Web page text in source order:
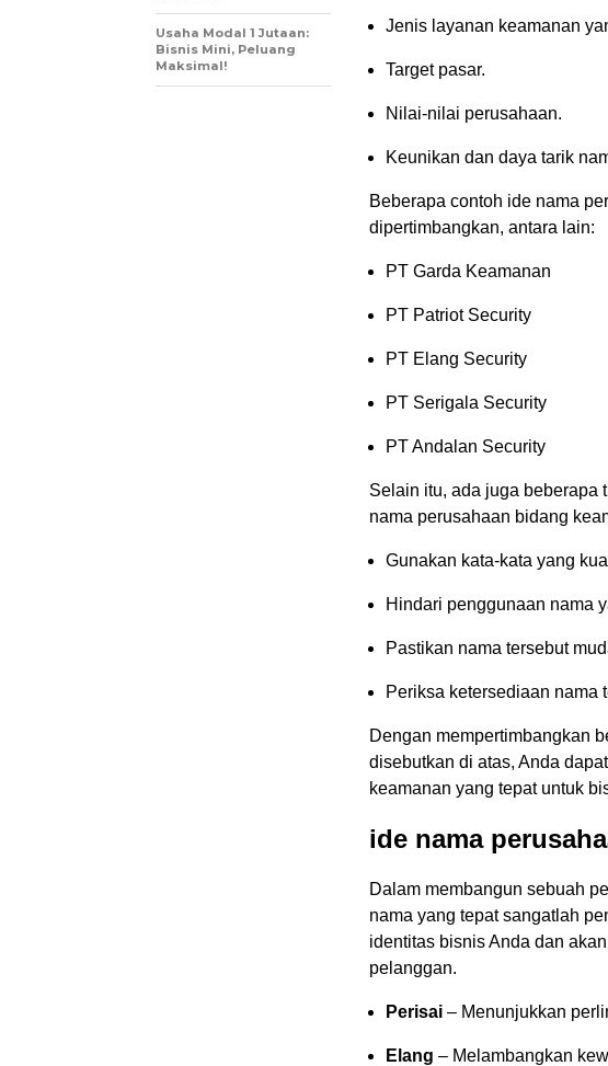
Jenis layanan keamanan
Target pasar.
Nilai-nilai perusahaan.
Keunikan dan daya tarik
Beberapa contoh ide nama
dipertimbangkan, antara lain:
PT Garda Keamanan
PT Patriot Security
PT Elang Security
PT Serigala Security
PT Andalan Security
Selain itu, ada juga beberapa
nama perusahaan bidang
Gunakan kata-kata yang
Hindari penggunaan nama
Pastikan nama tersebut
Periksa ketersediaan nama
Dengan mempertimbangkan
disebutkan di atas, Anda
keamanan yang tepat untuk
ide nama
Dalam membangun sebuah
nama yang tepat sangatlah
identitas bisnis Anda dan
pelanggan.
Perisai – Menunjukkan
Elang – Melambangkan
Usaha Modal 1 Jutaan:
Bisnis Mini, Peluang
Maksimal!